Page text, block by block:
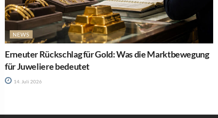
NEWS
Erneuter Rückschlag für Gold: Was die Marktbewegung
für Juweliere bedeutet
14. Juli 2026